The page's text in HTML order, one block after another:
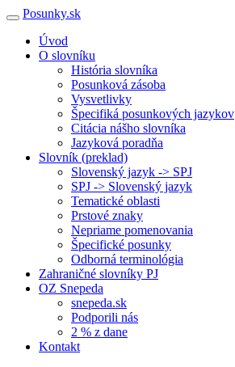
Posunky.sk
Úvod
O slovníku
História slovníka
Posunková zásoba
Vysvetlivky
Špecifiká posunkových jazykov
Citácia nášho slovníka
Jazyková poradňa
Slovník (preklad)
Slovenský jazyk -> SPJ
SPJ -> Slovenský jazyk
Tematické oblasti
Prstové znaky
Nepriame pomenovania
Špecifické posunky
Odborná terminológia
Zahraničné slovníky PJ
OZ Snepeda
snepeda.sk
Podporili nás
2 % z dane
Kontakt